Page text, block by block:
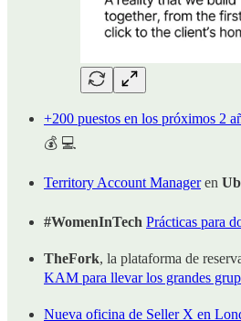
+200 puestos en los próximos 2
💰 💻
Territory Account Manageren
#WomenInTech Prácticas para
TheFork, la plataforma de
KAM para llevar los grandes
Nueva oficina de Seller X en